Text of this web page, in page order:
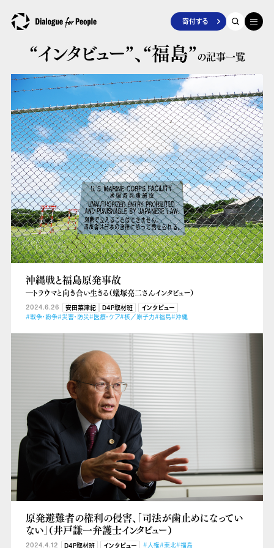
寄付する
“インタビュー”、“福島”の記事一覧
沖縄戦と福島原発事故
―トラウマと向き合い生きる（蟻塚亮二さんインタビュー）
2024.6.26 安田菜津紀 D4P取材班
インタビュー
#戦争・紛争#災害・防災#医療・ケア#核／原子力#福島#沖縄
原発避難者の権利の侵害、「司法が歯止めになってい
ない」（井戸謙一弁護士インタビュー）
2024.4.12 D4P取材班 インタビュー #人権#東北#福島